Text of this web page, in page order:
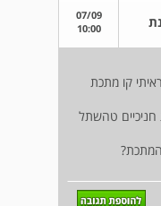
07/09
10:00
קו מתכת
חניכיים טהשתל